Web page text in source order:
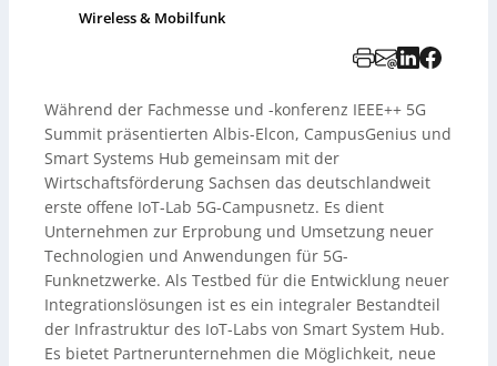
Wireless & Mobilfunk
Während der Fachmesse und -konferenz IEEE++ 5G
Summit präsentierten Albis-Elcon, CampusGenius und
Smart Systems Hub gemeinsam mit der
Wirtschaftsförderung Sachsen das deutschlandweit
erste offene IoT-Lab 5G-Campusnetz. Es dient
Unternehmen zur Erprobung und Umsetzung neuer
Technologien und Anwendungen für 5G-
Funknetzwerke. Als Testbed für die Entwicklung neuer
Integrationslösungen ist es ein integraler Bestandteil
der Infrastruktur des IoT-Labs von Smart System Hub.
Es bietet Partnerunternehmen die Möglichkeit, neue